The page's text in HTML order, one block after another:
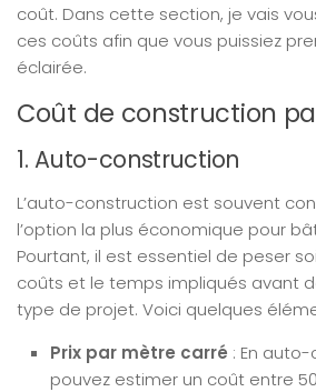
coût. Dans cette section, je vais
ces coûts afin que vous puissiez
éclairée.
Coût de construction
1. Auto-construction
L’auto-construction est souvent
l’option la plus économique pour
Pourtant, il est essentiel de peser
coûts et le temps impliqués avant
type de projet. Voici quelques
Prix par mètre carré : En
pouvez estimer un coût entre